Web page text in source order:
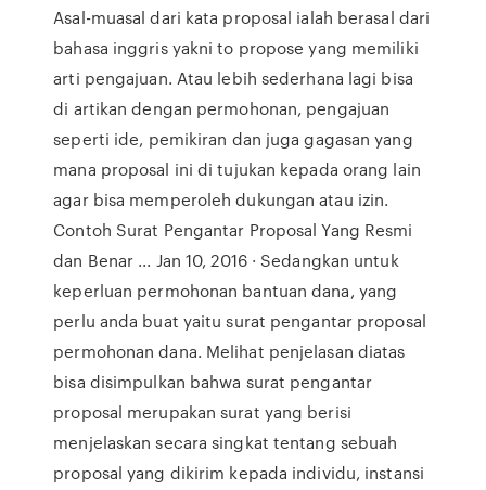
Asal-muasal dari kata proposal ialah berasal dari
bahasa inggris yakni to propose yang memiliki
arti pengajuan. Atau lebih sederhana lagi bisa
di artikan dengan permohonan, pengajuan
seperti ide, pemikiran dan juga gagasan yang
mana proposal ini di tujukan kepada orang lain
agar bisa memperoleh dukungan atau izin.
Contoh Surat Pengantar Proposal Yang Resmi
dan Benar ... Jan 10, 2016 · Sedangkan untuk
keperluan permohonan bantuan dana, yang
perlu anda buat yaitu surat pengantar proposal
permohonan dana. Melihat penjelasan diatas
bisa disimpulkan bahwa surat pengantar
proposal merupakan surat yang berisi
menjelaskan secara singkat tentang sebuah
proposal yang dikirim kepada individu, instansi